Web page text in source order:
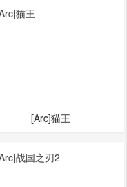
[Arc]猫王